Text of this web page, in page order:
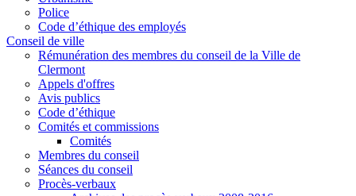
Police
Code d’éthique des employés
Conseil de ville
Rémunération des membres du conseil de la Ville de
Clermont
Appels d'offres
Avis publics
Code d’éthique
Comités et commissions
Comités
Membres du conseil
Séances du conseil
Procès-verbaux